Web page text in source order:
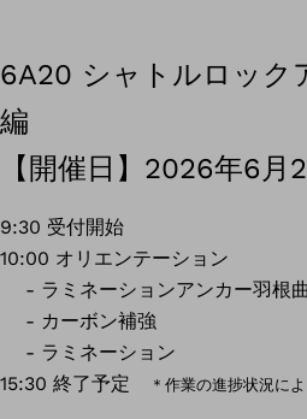
6A20 シャトルロック
編
【開催日】2026年6月
9:30 受付開始
10:00 オリエンテーション
- ラミネーションアンカー羽根
- カーボン補強
- ラミネーション
15:30 終了予定
＊作業の進捗状況に